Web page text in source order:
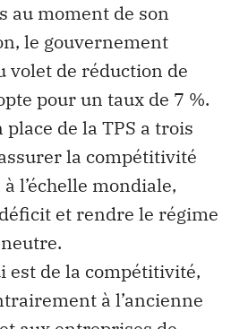
au moment de son
le gouvernement
volet de réduction de
pour un taux de 7 %.
place de la TPS a trois
la compétitivité
l’échelle mondiale,
et rendre le régime
est de la compétitivité,
à l’ancienne